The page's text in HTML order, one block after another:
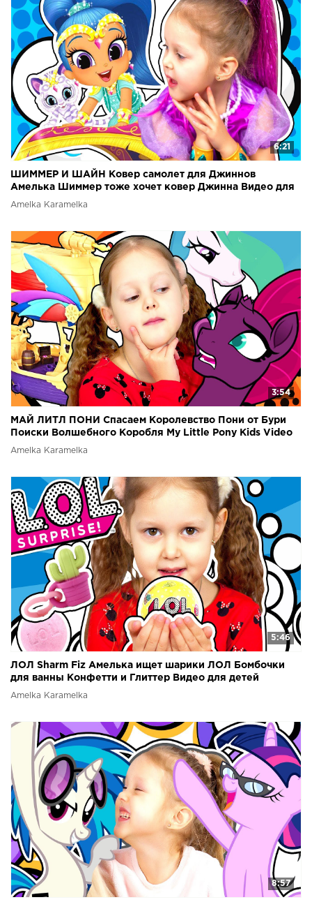
6:21
ШИММЕР И ШАЙН Ковер самолет для Джиннов
Амелька Шиммер тоже хочет ковер Джинна Видео для
детей
Amelka Karamelka
3:54
МАЙ ЛИТЛ ПОНИ Спасаем Королевство Пони от Бури
Поиски Волшебного Коробля My Little Pony Kids Video
Amelka Karamelka
5:46
ЛОЛ Sharm Fiz Амелька ищет шарики ЛОЛ Бомбочки
для ванны Конфетти и Глиттер Видео для детей
Amelka Karamelka
8:57